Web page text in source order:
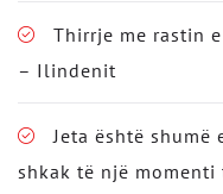
Thirrje me rastin
– Ilindenit
Jeta është shumë
shkak të një